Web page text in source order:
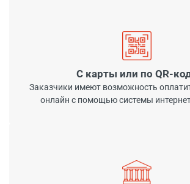
С карты или по QR-
Заказчики имеют возможность
онлайн с помощью системы